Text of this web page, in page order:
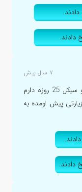
دادند.
۷ سال پیش
با سلام من اول ماه رمضون پریود شدم و سیکل 25 روزه دارم
پیش اومده به
دادند.